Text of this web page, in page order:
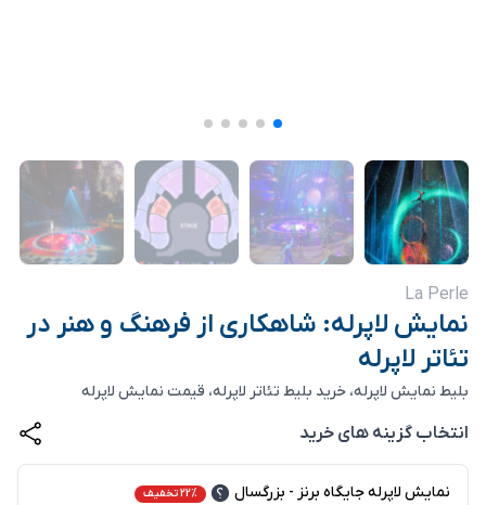
La Perle
نمایش لاپرله: شاهکاری از فرهنگ و هنر در
تئاتر لاپرله
بلیط نمایش لاپرله، خرید بلیط تئاتر لاپرله، قیمت نمایش لاپرله
انتخاب گزینه های خرید
نمایش لاپرله جایگاه برنز - بزرگسال 22% تخفیف